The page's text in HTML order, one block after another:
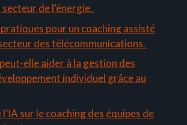
de l’énergie.
pour un coaching assisté
des télécommunications.
elle aider à la gestion des
individuel grâce au
sur le coaching des équipes de